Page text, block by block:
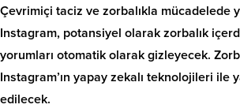
Çevrimiçi taciz ve zorbalıkla mücadelede
Instagram, potansiyel olarak zorbalık
yorumları otomatik olarak gizleyecek.
Instagram’ın yapay zekalı teknolojileri ile
edilecek.